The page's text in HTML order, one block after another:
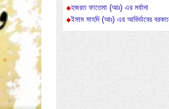
হজরত ফাতেমা (আঃ) এর মর্যাদা
ইমাম মাহদি (আঃ) এর আবির্ভাবের বরকত